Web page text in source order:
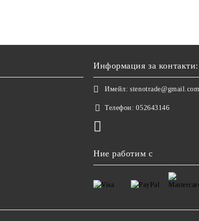
Информация за контакти:
Имейл:
Телефон: 052643146
Ние работим с